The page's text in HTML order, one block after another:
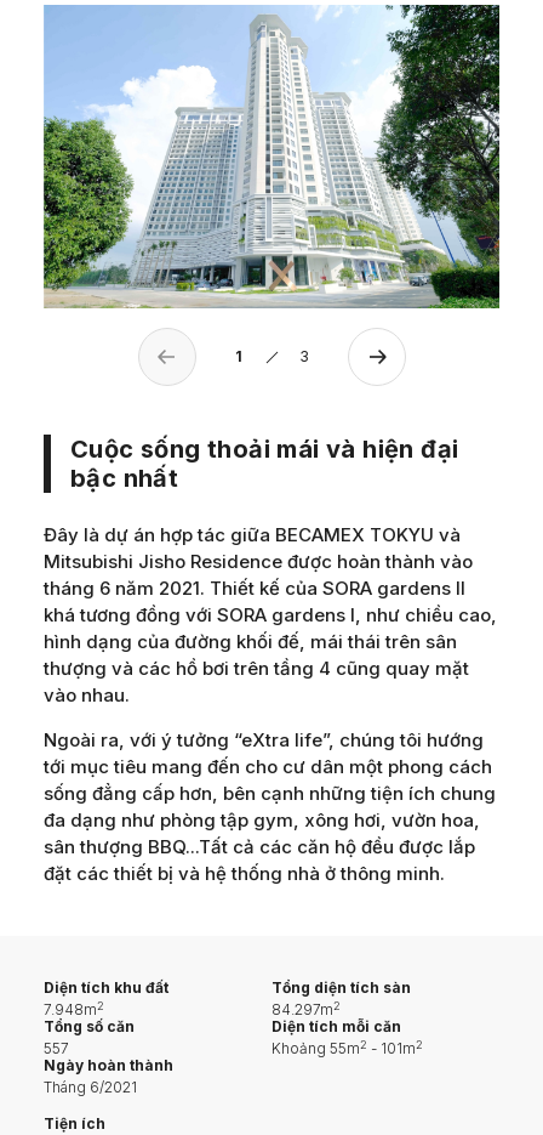
1 3
Cuộc sống thoải mái và hiện đại
bậc nhất
Đây là dự án hợp tác giữa BECAMEX TOKYU và
Mitsubishi Jisho Residence được hoàn thành vào
tháng 6 năm 2021. Thiết kế của SORA gardens II
khá tương đồng với SORA gardens I, như chiều cao,
hình dạng của đường khối đế, mái thái trên sân
thượng và các hồ bơi trên tầng 4 cũng quay mặt
vào nhau.
Ngoài ra, với ý tưởng “eXtra life”, chúng tôi hướng
tới mục tiêu mang đến cho cư dân một phong cách
sống đẳng cấp hơn, bên cạnh những tiện ích chung
đa dạng như phòng tập gym, xông hơi, vườn hoa,
sân thượng BBQ...Tất cả các căn hộ đều được lắp
đặt các thiết bị và hệ thống nhà ở thông minh.
Diện tích khu đất
7.948m2
Tổng diện tích sàn
84.297m2
Tổng số căn
557
Diện tích mỗi căn
Khoảng 55m2 - 101m2
Ngày hoàn thành
Tháng 6/2021
Tiện ích